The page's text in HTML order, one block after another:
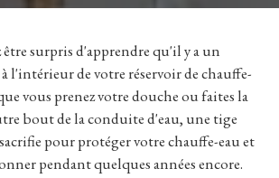
surpris d'apprendre qu'il y a un
l'intérieur de votre réservoir de chauffe-
vous prenez votre douche ou faites la
bout de la conduite d'eau, une tige
pour protéger votre chauffe-eau et
pendant quelques années encore.